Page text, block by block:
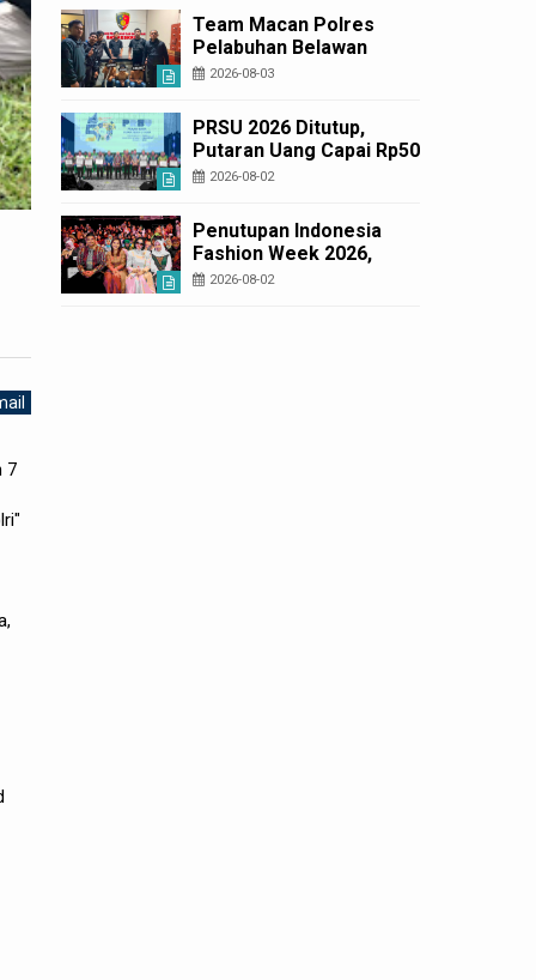
7
Layanan Cepat dan
Murah
Team Macan Polres
Pelabuhan Belawan
Amankan Tiga Anggota
Pasar 9
2026-08-03
PRSU 2026 Ditutup,
Putaran Uang Capai Rp50
Miliar
2026-08-02
Penutupan Indonesia
Fashion Week 2026,
Bobby Nasution: Sumut
2026-08-02